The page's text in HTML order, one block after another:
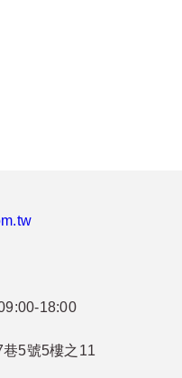
18:00
5號5樓之11